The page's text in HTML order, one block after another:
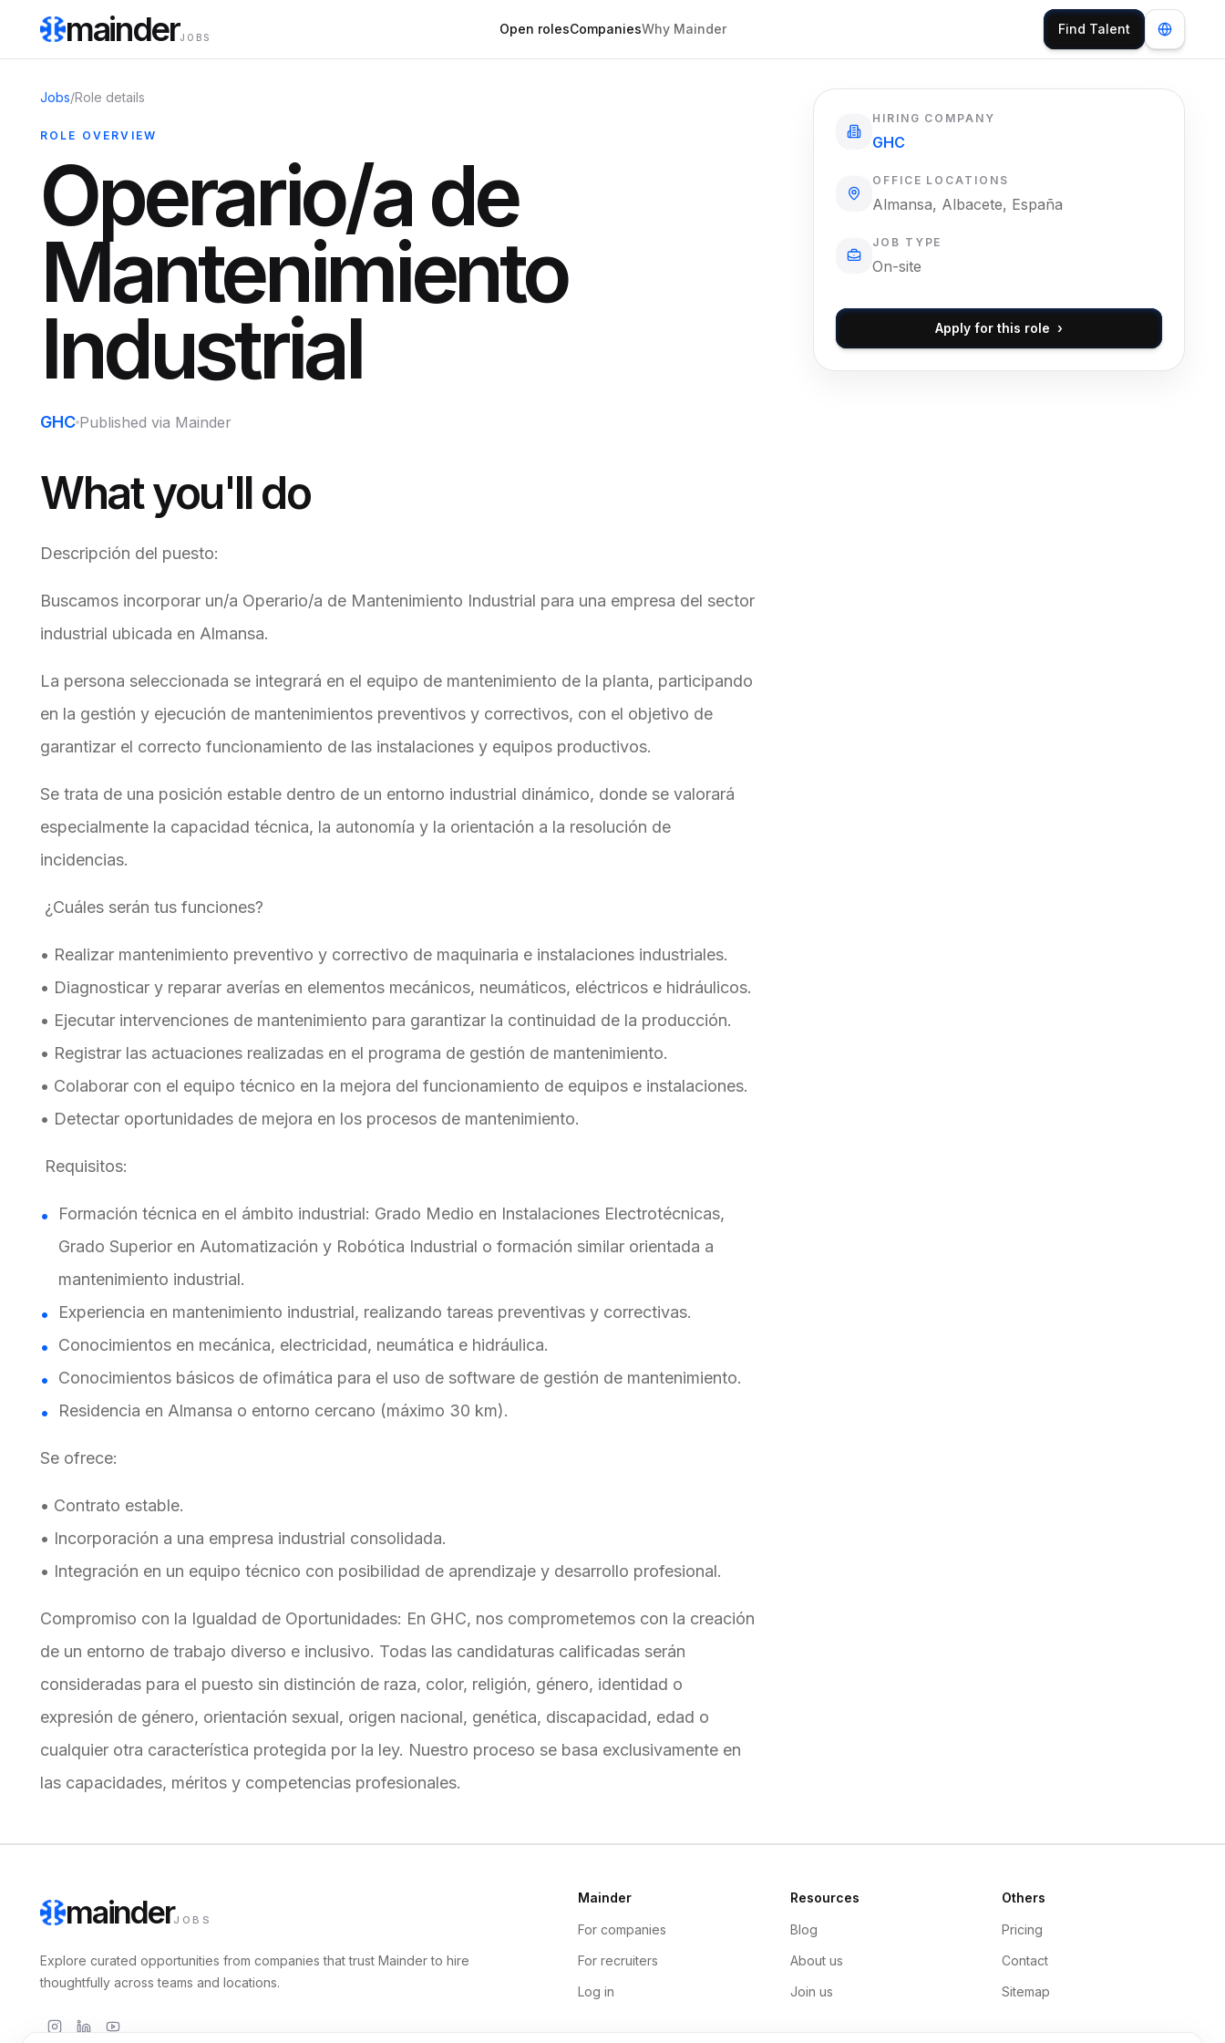
mainderJOBS
Open rolesCompaniesWhy Mainder Find Talent
Jobs/Role details
ROLE OVERVIEW
Operario/a de
Mantenimiento
Industrial
GHC Published via Mainder
What you'll do
Descripción del puesto:
Buscamos incorporar un/a Operario/a de Mantenimiento Industrial para una empresa del sector
industrial ubicada en Almansa.
La persona seleccionada se integrará en el equipo de mantenimiento de la planta, participando
en la gestión y ejecución de mantenimientos preventivos y correctivos, con el objetivo de
garantizar el correcto funcionamiento de las instalaciones y equipos productivos.
Se trata de una posición estable dentro de un entorno industrial dinámico, donde se valorará
especialmente la capacidad técnica, la autonomía y la orientación a la resolución de
incidencias.
¿Cuáles serán tus funciones?
• Realizar mantenimiento preventivo y correctivo de maquinaria e instalaciones industriales.
• Diagnosticar y reparar averías en elementos mecánicos, neumáticos, eléctricos e hidráulicos.
• Ejecutar intervenciones de mantenimiento para garantizar la continuidad de la producción.
• Registrar las actuaciones realizadas en el programa de gestión de mantenimiento.
• Colaborar con el equipo técnico en la mejora del funcionamiento de equipos e instalaciones.
• Detectar oportunidades de mejora en los procesos de mantenimiento.
Requisitos:
Formación técnica en el ámbito industrial: Grado Medio en Instalaciones Electrotécnicas,
Grado Superior en Automatización y Robótica Industrial o formación similar orientada a
mantenimiento industrial.
Experiencia en mantenimiento industrial, realizando tareas preventivas y correctivas.
Conocimientos en mecánica, electricidad, neumática e hidráulica.
Conocimientos básicos de ofimática para el uso de software de gestión de mantenimiento.
Residencia en Almansa o entorno cercano (máximo 30 km).
Se ofrece:
• Contrato estable.
• Incorporación a una empresa industrial consolidada.
• Integración en un equipo técnico con posibilidad de aprendizaje y desarrollo profesional.
Compromiso con la Igualdad de Oportunidades: En GHC, nos comprometemos con la creación
de un entorno de trabajo diverso e inclusivo. Todas las candidaturas calificadas serán
consideradas para el puesto sin distinción de raza, color, religión, género, identidad o
expresión de género, orientación sexual, origen nacional, genética, discapacidad, edad o
cualquier otra característica protegida por la ley. Nuestro proceso se basa exclusivamente en
las capacidades, méritos y competencias profesionales.
HIRING COMPANY
GHC
OFFICE LOCATIONS
Almansa, Albacete, España
JOB TYPE
On-site
Apply for this role ›
mainderJOBS
Explore curated opportunities from companies that trust Mainder to hire
thoughtfully across teams and locations.
Mainder
For companies
For recruiters
Log in
Resources
Blog
About us
Join us
Others
Pricing
Contact
Sitemap